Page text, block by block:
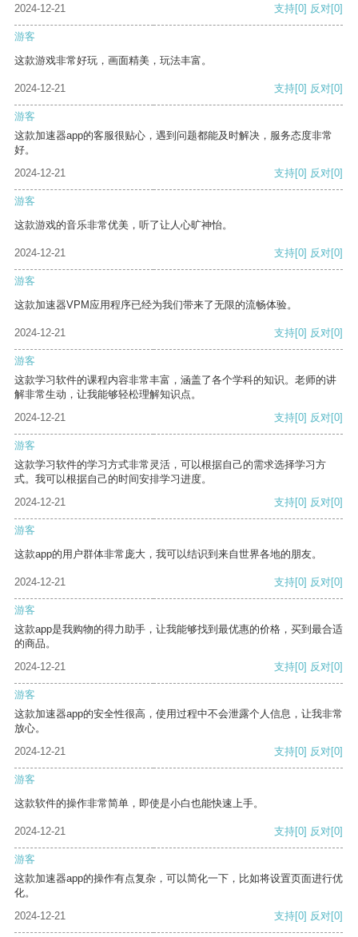
2024-12-21 支持[0] 反对[0]
游客
这款游戏非常好玩，画面精美，玩法丰富。
2024-12-21 支持[0] 反对[0]
游客
这款加速器app的客服很贴心，遇到问题都能及时解决，服务态度非常
好。
2024-12-21
支持[0] 反对[0]
游客
这款游戏的音乐非常优美，听了让人心旷神怡。
2024-12-21 支持[0] 反对[0]
游客
这款加速器VPM应用程序已经为我们带来了无限的流畅体验。
2024-12-21 支持[0] 反对[0]
游客
这款学习软件的课程内容非常丰富，涵盖了各个学科的知识。老师的讲
解非常生动，让我能够轻松理解知识点。
2024-12-21
支持[0] 反对[0]
游客
这款学习软件的学习方式非常灵活，可以根据自己的需求选择学习方
式。我可以根据自己的时间安排学习进度。
2024-12-21
支持[0] 反对[0]
游客
这款app的用户群体非常庞大，我可以结识到来自世界各地的朋友。
2024-12-21 支持[0] 反对[0]
游客
这款app是我购物的得力助手，让我能够找到最优惠的价格，买到最合适
的商品。
2024-12-21
支持[0] 反对[0]
游客
这款加速器app的安全性很高，使用过程中不会泄露个人信息，让我非常
放心。
2024-12-21
支持[0] 反对[0]
游客
这款软件的操作非常简单，即使是小白也能快速上手。
2024-12-21 支持[0] 反对[0]
游客
这款加速器app的操作有点复杂，可以简化一下，比如将设置页面进行优
化。
2024-12-21
支持[0] 反对[0]